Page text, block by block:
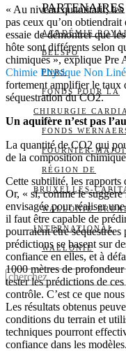
PARTENAIRES
ACADÉMIE
BELSPO
FNRS
FONDS POUR LA
CHIRURGIE
FONDS
FOURNIER-
RÉGION DE
BRUXELLES-
WALLONIE-
INTERNATIONAL
WALLONIE
« Au niveau quantitatif, les
pas ceux qu’on
essaie de démontrer que
hôte sont différents selon
chimiques », explique Pre
Chimie Physique Non
fortement amplifier le taux
séquestration du CO2.
Un aquifère n’est pas
La quantité de CO2 qui
de la composition
Cette subtilité, les rapports
Or, « si, comme le
envisagée pour réaliser
il faut être capable de
pourraient être
prédictions se basent sur
confiance en elles, et à
1000 mètres de
tester les prédictions de
contrôle. C’est ce que
Les résultats obtenus
conditions du terrain et
techniques pourront
confiance dans les